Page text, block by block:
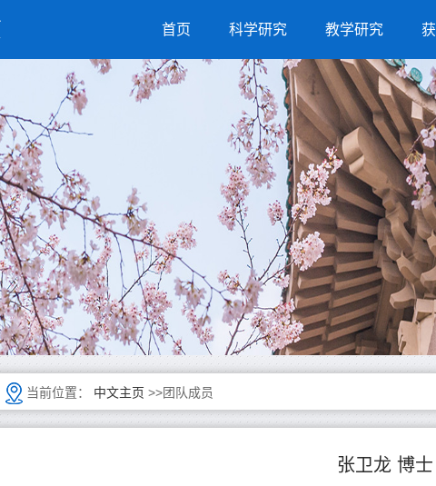
首页 科学研究 教学研究
当前位置： 中文主页 >>团队成员
张卫龙 博士